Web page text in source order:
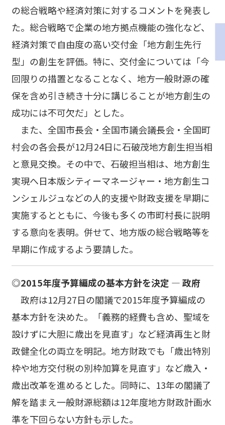
の総合戦略や経済対策に対するコメントを発表し
た。総合戦略で企業の地方拠点機能の強化など、
経済対策で自由度の高い交付金「地方創生先行
型」の創生を評価。特に、交付金については「今
回限りの措置となることなく、地方一般財源の確
保を含め引き続き十分に講じることが地方創生の
成功には不可欠だ」とした。
また、全国市長会・全国市議会議長会・全国町
村会の各会長が12月24日に石破茂地方創生担当相
と意見交換。その中で、石破担当相は、地方創生
実現へ日本版シティーマネージャー・地方創生コ
ンシェルジュなどの人的支援や財政支援を早期に
実施するとともに、今後も多くの市町村長に説明
する意向を表明。併せて、地方版の総合戦略等を
早期に作成するよう要請した。
◎2015年度予算編成の基本方針を決定 ― 政府
政府は12月27日の閣議で2015年度予算編成の
基本方針を決めた。「義務的経費も含め、聖域を
設けずに大胆に歳出を見直す」など経済再生と財
政健全化の両立を明記。地方財政でも「歳出特別
枠や地方交付税の別枠加算を見直す」など歳入・
歳出改革を進めるとした。同時に、13年の閣議了
解を踏まえ一般財源総額は12年度地方財政計画水
準を下回らない方針も示した。